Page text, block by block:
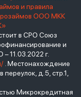
и правила
ООО МКК
в СРО Союз
и
11.03.2022 г.
. Местонахождение
д.5, стр.1,
Микрокредитная